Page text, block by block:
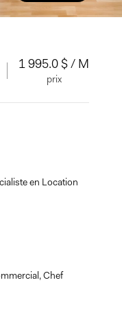
1 995.0 $ / M
prix
en Location
Chef